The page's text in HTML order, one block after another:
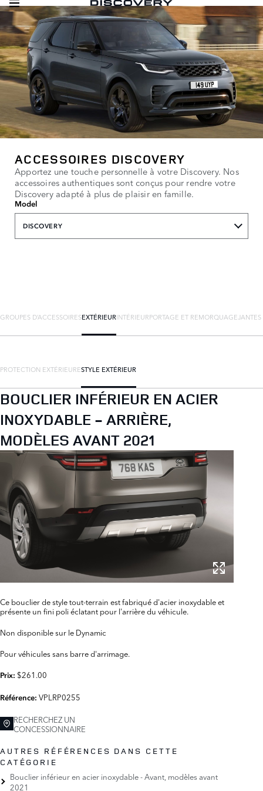
ACCESSOIRES DISCOVERY
Apportez une touche personnelle à votre Discovery. Nos
accessoires authentiques sont conçus pour rendre votre
Discovery adapté à plus de plaisir en famille.
Model
DISCOVERY
GROUPES D’ACCESSOIRESEXTÉRIEURINTÉRIEURPORTAGE ET REMORQUAGE
PROTECTION EXTÉRIEURESTYLE EXTÉRIEUR
BOUCLIER INFÉRIEUR EN ACIER
INOXYDABLE - ARRIÈRE,
MODÈLES AVANT 2021
Ce bouclier de style tout-terrain est fabriqué d'acier inoxydable et
présente un fini poli éclatant pour l'arrière du véhicule.
Non disponible sur le Dynamic
Pour véhicules sans barre d'arrimage.
Prix: $261.00
Référence: VPLRP0255
RECHERCHEZ UN
CONCESSIONNAIRE
AUTRES RÉFÉRENCES DANS CETTE
CATÉGORIE
Bouclier inférieur en acier inoxydable - Avant, modèles avant
2021